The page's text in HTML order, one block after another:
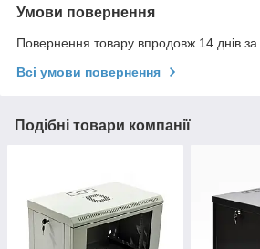
Умови повернення
Повернення товару впродовж 14 днів
Всі умови повернення
Подібні товари компанії